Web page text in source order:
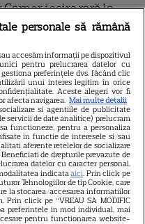
ieșire rară la
fiica ei, Violet. Cum au
al Bulgariei se
cu dr. Marta Embid.
de dragoste începută
din Madrid
personale să rămână
accesăm informații pe dispozitivul
pentru prelucrarea datelor cu
preferințele dvs. făcând clic
unui interes legitim în orice
Aceste alegeri vor fi
afecta navigarea. Mai multe detalii
si agentiile de publicitate
servicii de date analitice) prelucram
functioneze, pentru a personaliza
in functie de interesele si/sau
aferente retelelor de socializare
de drepturile prevazute de
datelor cu caracter personal.
indicataaici. Prin click pe
Tehnologiilor de tip Cookie, care
la stocarea/accesarea informatiilor
Prin click pe “VREAU SA MODIFIC
preferintele in mod individual, mai
pentru functionarea website-